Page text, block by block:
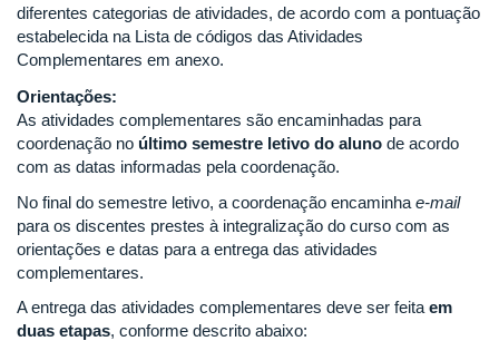
diferentes categorias de atividades, de acordo com a pontuação
estabelecida na Lista de códigos das Atividades
Complementares em anexo.
Orientações:
As atividades complementares são encaminhadas para
coordenação no último semestre letivo do aluno de acordo
com as datas informadas pela coordenação.
No final do semestre letivo, a coordenação encaminha e-mail
para os discentes prestes à integralização do curso com as
orientações e datas para a entrega das atividades
complementares.
A entrega das atividades complementares deve ser feita em
duas etapas, conforme descrito abaixo: